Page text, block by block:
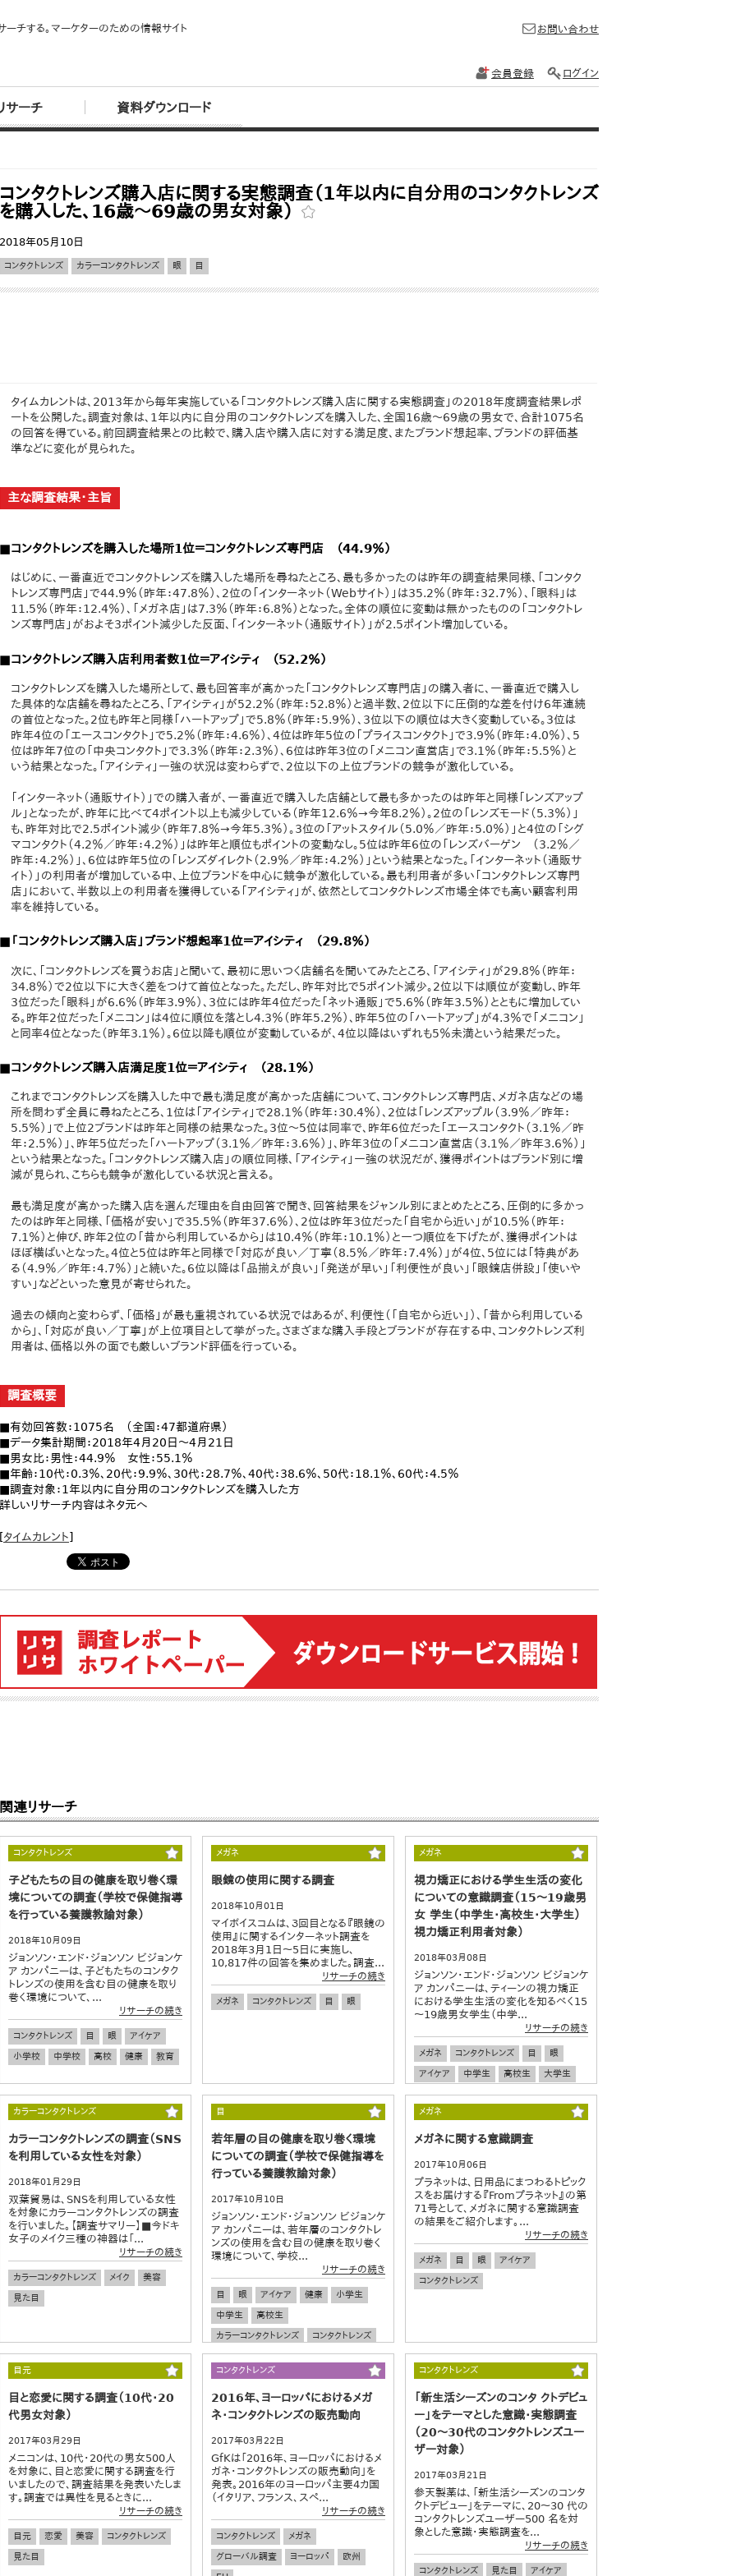
ーチする。マーケターのための情報サイト
サーチ 資料ダウンロード
お問い合わせ
会員登録 ログイン
コンタクトレンズ購入店に関する実態調査（1年以内に自分用のコンタクトレンズ
を購入した、16歳～69歳の男女対象）
2018年05月10日
コンタクトレンズ カラーコンタクトレンズ 眼 目
タイムカレントは、2013年から毎年実施している「コンタクトレンズ購入店に関する実態調査」の2018年度調査結果レポ
ートを公開した。調査対象は、1年以内に自分用のコンタクトレンズを購入した、全国16歳～69歳の男女で、合計1075名
の回答を得ている。前回調査結果との比較で、購入店や購入店に対する満足度、またブランド想起率、ブランドの評価基
準などに変化が見られた。
主な調査結果・主旨
■コンタクトレンズを購入した場所1位＝コンタクトレンズ専門店 （44.9％）
はじめに、一番直近でコンタクトレンズを購入した場所を尋ねたところ、最も多かったのは昨年の調査結果同様、「コンタク
トレンズ専門店」で44.9％（昨年：47.8％）、2位の「インターネット（Webサイト）」は35.2％（昨年：32.7％）、「眼科」は
11.5％（昨年：12.4％）、「メガネ店」は7.3％（昨年：6.8％）となった。全体の順位に変動は無かったものの「コンタクトレ
ンズ専門店」がおよそ3ポイント減少した反面、「インターネット（通販サイト）」が2.5ポイント増加している。
■コンタクトレンズ購入店利用者数1位＝アイシティ （52.2％）
コンタクトレンズを購入した場所として、最も回答率が高かった「コンタクトレンズ専門店」の購入者に、一番直近で購入し
た具体的な店舗を尋ねたところ、「アイシティ」が52.2％（昨年：52.8％）と過半数、2位以下に圧倒的な差を付け6年連続
の首位となった。2位も昨年と同様「ハートアップ」で5.8％（昨年：5.9％）、3位以下の順位は大きく変動している。3位は
昨年4位の「エースコンタクト」で5.2％（昨年：4.6％）、4位は昨年5位の「プライスコンタクト」で3.9％（昨年：4.0％）、5
位は昨年7位の「中央コンタクト」で3.3％（昨年：2.3％）、6位は昨年3位の「メニコン直営店」で3.1％（昨年：5.5％）と
いう結果となった。「アイシティ」一強の状況は変わらずで、2位以下の上位ブランドの競争が激化している。
「インターネット（通販サイト）」での購入者が、一番直近で購入した店舗として最も多かったのは昨年と同様「レンズアップ
ル」となったが、昨年に比べて4ポイント以上も減少している（昨年12.6％→今年8.2％）。2位の「レンズモード（5.3％）」
も、昨年対比で2.5ポイント減少（昨年7.8％→今年5.3％）。3位の「アットスタイル（5.0％／昨年：5.0％）」と4位の「シグ
マコンタクト（4.2％／昨年：4.2％）」は昨年と順位もポイントの変動なし。5位は昨年6位の「レンズバーゲン （3.2％／
昨年：4.2％）」、6位は昨年5位の「レンズダイレクト（2.9％／昨年：4.2％）」という結果となった。「インターネット（通販サ
イト）」の利用者が増加している中、上位ブランドを中心に競争が激化している。最も利用者が多い「コンタクトレンズ専門
店」において、半数以上の利用者を獲得している「アイシティ」が、依然としてコンタクトレンズ市場全体でも高い顧客利用
率を維持している。
■「コンタクトレンズ購入店」ブランド想起率1位＝アイシティ （29.8％）
次に、「コンタクトレンズを買うお店」と聞いて、最初に思いつく店舗名を聞いてみたところ、「アイシティ」が29.8％（昨年：
34.8％）で2位以下に大きく差をつけて首位となった。ただし、昨年対比で5ポイント減少。2位以下は順位が変動し、昨年
3位だった「眼科」が6.6％（昨年3.9％）、3位には昨年4位だった「ネット通販」で5.6％（昨年3.5％）とともに増加してい
る。昨年2位だった「メニコン」は4位に順位を落とし4.3％（昨年5.2％）、昨年5位の「ハートアップ」が4.3％で「メニコン」
と同率4位となった（昨年3.1％）。6位以降も順位が変動しているが、4位以降はいずれも5％未満という結果だった。
■コンタクトレンズ購入店満足度1位＝アイシティ （28.1％）
これまでコンタクトレンズを購入した中で最も満足度が高かった店舗について、コンタクトレンズ専門店、メガネ店などの場
所を問わず全員に尋ねたところ、1位は「アイシティ」で28.1％（昨年：30.4％）、2位は「レンズアップル（3.9％／昨年：
5.5％）」で上位2ブランドは昨年と同様の結果なった。3位～5位は同率で、昨年6位だった「エースコンタクト（3.1％／昨
年：2.5％）」、昨年5位だった「ハートアップ（3.1％／昨年：3.6％）」、昨年3位の「メニコン直営店（3.1％／昨年3.6％）」
という結果となった。「コンタクトレンズ購入店」の順位同様、「アイシティ」一強の状況だが、獲得ポイントはブランド別に増
減が見られ、こちらも競争が激化している状況と言える。
最も満足度が高かった購入店を選んだ理由を自由回答で聞き、回答結果をジャンル別にまとめたところ、圧倒的に多かっ
たのは昨年と同様、「価格が安い」で35.5％（昨年37.6％）、2位は昨年3位だった「自宅から近い」が10.5％（昨年：
7.1％）と伸び、昨年2位の「昔から利用しているから」は10.4％（昨年：10.1％）と一つ順位を下げたが、獲得ポイントは
ほぼ横ばいとなった。4位と5位は昨年と同様で「対応が良い／丁寧（8.5％／昨年：7.4％）」が4位、5位には「特典があ
る（4.9％／昨年：4.7％）」と続いた。6位以降は「品揃えが良い」「発送が早い」「利便性が良い」「眼鏡店併設」「使いや
すい」などといった意見が寄せられた。
過去の傾向と変わらず、「価格」が最も重視されている状況ではあるが、利便性（「自宅から近い」）、「昔から利用している
から」、「対応が良い／丁寧」が上位項目として挙がった。さまざまな購入手段とブランドが存在する中、コンタクトレンズ利
用者は、価格以外の面でも厳しいブランド評価を行っている。
調査概要
■有効回答数：1075名 （全国：47都道府県）
■データ集計期間：2018年4月20日～4月21日
■男女比：男性：44.9％ 女性：55.1％
■年齢：10代：0.3％、20代：9.9％、30代：28.7％、40代：38.6％、50代：18.1％、60代：4.5％
■調査対象：1年以内に自分用のコンタクトレンズを購入した方
詳しいリサーチ内容はネタ元へ
[タイムカレント]
関連リサーチ
コンタクトレンズ
子どもたちの目の健康を取り巻く環
境についての調査（学校で保健指導
を行っている養護教諭対象）
2018年10月09日
ジョンソン・エンド・ジョンソン ビジョンケ
ア カンパニーは、子どもたちのコンタク
トレンズの使用を含む目の健康を取り
巻く環境について、...
リサーチの続き
コンタクトレンズ 目 眼
アイケア
小学校
中学校 高校 健康 教育
メガネ
眼鏡の使用に関する調査
2018年10月01日
マイボイスコムは、３回目となる『眼鏡の
使用』に関するインターネット調査を
2018年3月1日～5日に実施し、
10,817件の回答を集めました。調査...
リサーチの続き
メガネ コンタクトレンズ 目 眼
メガネ
視力矯正における学生生活の変化
についての意識調査（15～19歳男
女 学生（中学生・高校生・大学生）
視力矯正利用者対象）
2018年03月08日
ジョンソン・エンド・ジョンソン ビジョンケ
ア カンパニーは、ティーンの視力矯正
における学生生活の変化を知るべく15
～19歳男女学生（中学...
リサーチの続き
メガネ コンタクトレンズ 目
眼
アイケア
中学生 高校生
大学生
健康
カラーコンタクトレンズ
カラーコンタクトレンズの調査（SNS
を利用している女性を対象）
2018年01月29日
双葉貿易は、SNSを利用している女性
を対象にカラーコンタクトレンズの調査
を行いました。【調査サマリー】■今ドキ
女子のメイク三種の神器は「...
リサーチの続き
カラーコンタクトレンズ メイク
美容
見た目
目
若年層の目の健康を取り巻く環境
についての調査（学校で保健指導を
行っている養護教諭対象）
2017年10月10日
ジョンソン・エンド・ジョンソン ビジョンケ
ア カンパニーは、若年層のコンタクトレ
ンズの使用を含む目の健康を取り巻く
環境について、学校...
リサーチの続き
目 眼 アイケア 健康
小学生
中学生
高校生
カラーコンタクトレンズ
コンタクトレンズ
メガネ
メガネに関する意識調査
2017年10月06日
プラネットは、日用品にまつわるトピック
スをお届けする『Fromプラネット』の第
71号として、メガネに関する意識調査
の結果をご紹介します。...
リサーチの続き
メガネ 目 眼
アイケア
コンタクトレンズ
目元
目と恋愛に関する調査（10代・20
代男女対象）
2017年03月29日
メニコンは、10代・20代の男女500人
を対象に、目と恋愛に関する調査を行
いましたので、調査結果を発表いたしま
す。調査では異性を見るときに...
リサーチの続き
目元 恋愛 美容
コンタクトレンズ
見た目
コンタクトレンズ
2016年、ヨーロッパにおけるメガ
ネ・コンタクトレンズの販売動向
2017年03月22日
GfKは「2016年、ヨーロッパにおけるメ
ガネ・コンタクトレンズの販売動向」を
発表。2016年のヨーロッパ主要4カ国
（イタリア、フランス、スペ...
リサーチの続き
コンタクトレンズ
メガネ
グローバル調査
ヨーロッパ
欧州
コンタクトレンズ
「新生活シーズンのコンタ クトデビュ
ー」をテーマとした意識・実態調査
（20～30代のコンタクトレンズユー
ザー対象）
2017年03月21日
参天製薬は、「新生活シーズンのコンタ
クトデビュー」をテーマに、20～30 代の
コンタクトレンズユーザー500 名を対
象とした意識・実態調査を...
リサーチの続き
コンタクトレンズ 見た目 アイケア